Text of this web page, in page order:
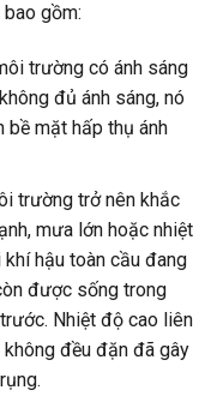
gồm:
trường có ánh sáng
đủ ánh sáng, nó
mặt hấp thụ ánh
trường trở nên khắc
mưa lớn hoặc nhiệt
hậu toàn cầu đang
được sống trong
Nhiệt độ cao liên
đều đặn đã gây